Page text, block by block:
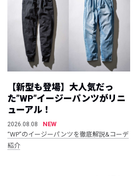
【新型も登場】大人気だっ
た”WP”イージーパンツがリニ
ューアル！
2026.08.08
NEW
“WP”のイージーパンツを徹底解説&コーデ
紹介